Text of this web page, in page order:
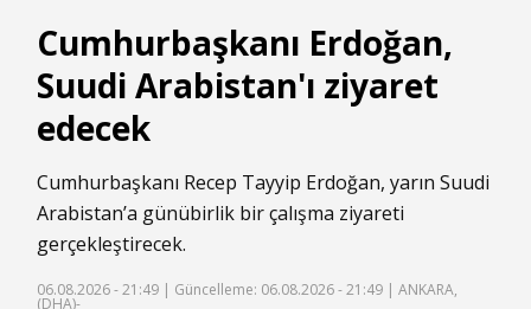
Cumhurbaşkanı Erdoğan,
Suudi Arabistan'ı ziyaret
edecek
Cumhurbaşkanı Recep Tayyip Erdoğan, yarın Suudi
Arabistan’a günübirlik bir çalışma ziyareti
gerçekleştirecek.
06.08.2026 - 21:49 | Güncelleme: 06.08.2026 - 21:49 | ANKARA,
(DHA)-